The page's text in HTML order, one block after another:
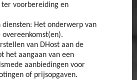
voorbereiding en
diensten: Het onderwerp van
van DHost aan de
het aangaan van een
aanbiedingen voor
of prijsopgaven.